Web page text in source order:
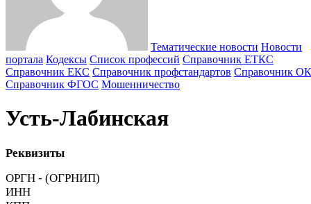
Тематические новости Новости
портала Кодексы Cписок профессий Справочник ЕТКС
Справочник ЕКС Справочник профстандартов Справочник
Справочник ФГОС Мошенничество
Усть-Лабинская
Реквизиты
ОРГН - (ОГРНИП)
ИНН